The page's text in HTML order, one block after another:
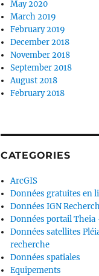
May 2020
March 2019
February 2019
December 2018
November 2018
September 2018
August 2018
February 2018
CATEGORIES
ArcGIS
Données gratuites en
Données IGN
Données portail Theia
Données satellites
recherche
Données spatiales
Equipements